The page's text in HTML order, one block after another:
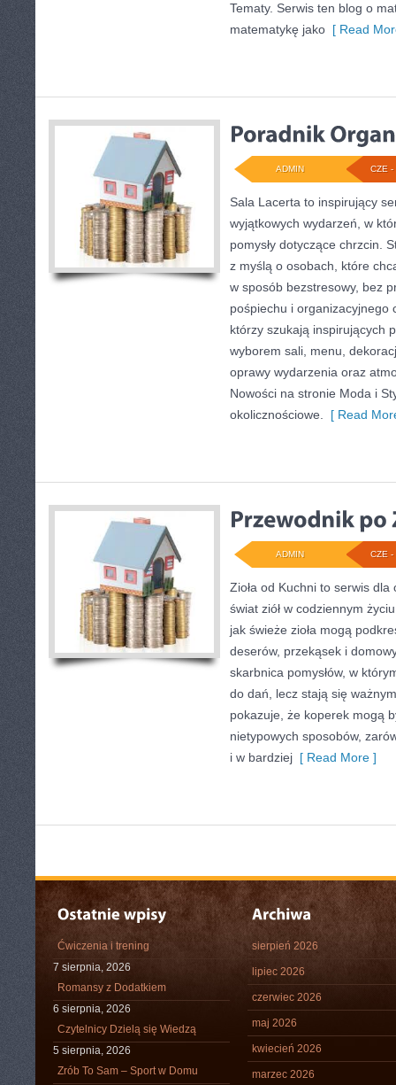
Tematy. Serwis ten blog o
matematykę jako [ Read
CZE -
ADMIN
Sala Lacerta to inspirujący
wyjątkowych wydarzeń, w
pomysły dotyczące chrzcin.
z myślą o osobach, które
w sposób bezstresowy, bez
pośpiechu i organizacyjnego
którzy szukają inspirujących
wyborem sali, menu,
oprawy wydarzenia oraz
Nowości na stronie Moda i
okolicznościowe.
[ Read
CZE -
ADMIN
Zioła od Kuchni to serwis
świat ziół w codziennym
jak świeże zioła mogą
deserów, przekąsek i
skarbnica pomysłów, w
do dań, lecz stają się
pokazuje, że koperek mogą
nietypowych sposobów,
i w bardziej [ Read More ]
Ćwiczenia i trening
7 sierpnia, 2026
Romansy z Dodatkiem
6 sierpnia, 2026
Czytelnicy Dzielą się Wiedzą
5 sierpnia, 2026
Zrób To Sam – Sport w Domu
sierpień 2026
lipiec 2026
czerwiec 2026
maj 2026
kwiecień 2026
marzec 2026